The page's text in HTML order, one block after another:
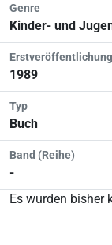
Genre
Kinder- und
Erstveröffentlichung
1989
Typ
Buch
Band (Reihe)
-
Es wurden bisher